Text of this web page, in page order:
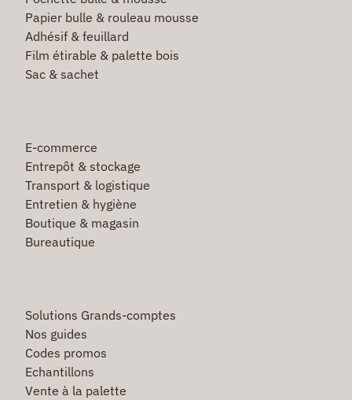
Papier bulle & rouleau mousse
Adhésif & feuillard
Film étirable & palette bois
Sac & sachet
E-commerce
Entrepôt & stockage
Transport & logistique
Entretien & hygiène
Boutique & magasin
Bureautique
Solutions Grands-comptes
Nos guides
Codes promos
Echantillons
Vente à la palette